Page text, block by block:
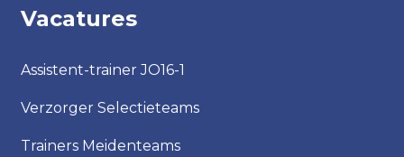
Vacatures
Assistent-trainer JO16-1
Verzorger Selectieteams
Trainers Meidenteams